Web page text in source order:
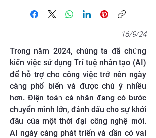
16/9/24
Trong năm 2024, chúng ta đã chứng
kiến việc sử dụng Trí tuệ nhân tạo (AI)
để hỗ trợ cho công việc trở nên ngày
càng phổ biến và được chú ý nhiều
hơn. Điện toán cá nhân đang có bước
chuyển mình lớn, đánh dấu cho sự khởi
đầu của một thời đại công nghệ mới.
AI ngày càng phát triển và dần có vai